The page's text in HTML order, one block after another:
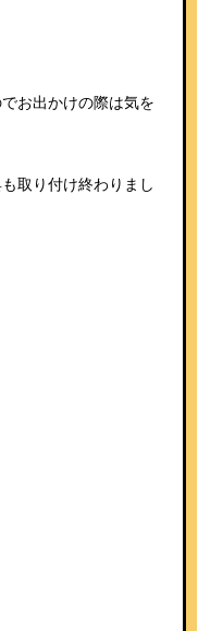
お出かけの際は気を
取り付け終わりまし